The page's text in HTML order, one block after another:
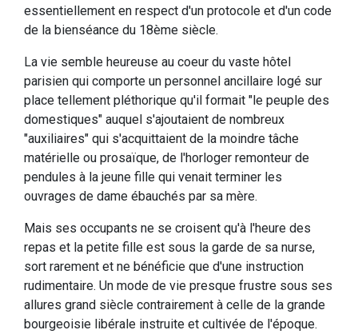
essentiellement en respect d'un protocole et d'un code
de la bienséance du 18ème siècle.
La vie semble heureuse au coeur du vaste hôtel
parisien qui comporte un personnel ancillaire logé sur
place tellement pléthorique qu'il formait "le peuple des
domestiques" auquel s'ajoutaient de nombreux
"auxiliaires" qui s'acquittaient de la moindre tâche
matérielle ou prosaïque, de l'horloger remonteur de
pendules à la jeune fille qui venait terminer les
ouvrages de dame ébauchés par sa mère.
Mais ses occupants ne se croisent qu'à l'heure des
repas et la petite fille est sous la garde de sa nurse,
sort rarement et ne bénéficie que d'une instruction
rudimentaire. Un mode de vie presque frustre sous ses
allures grand siècle contrairement à celle de la grande
bourgeoisie libérale instruite et cultivée de l'époque.